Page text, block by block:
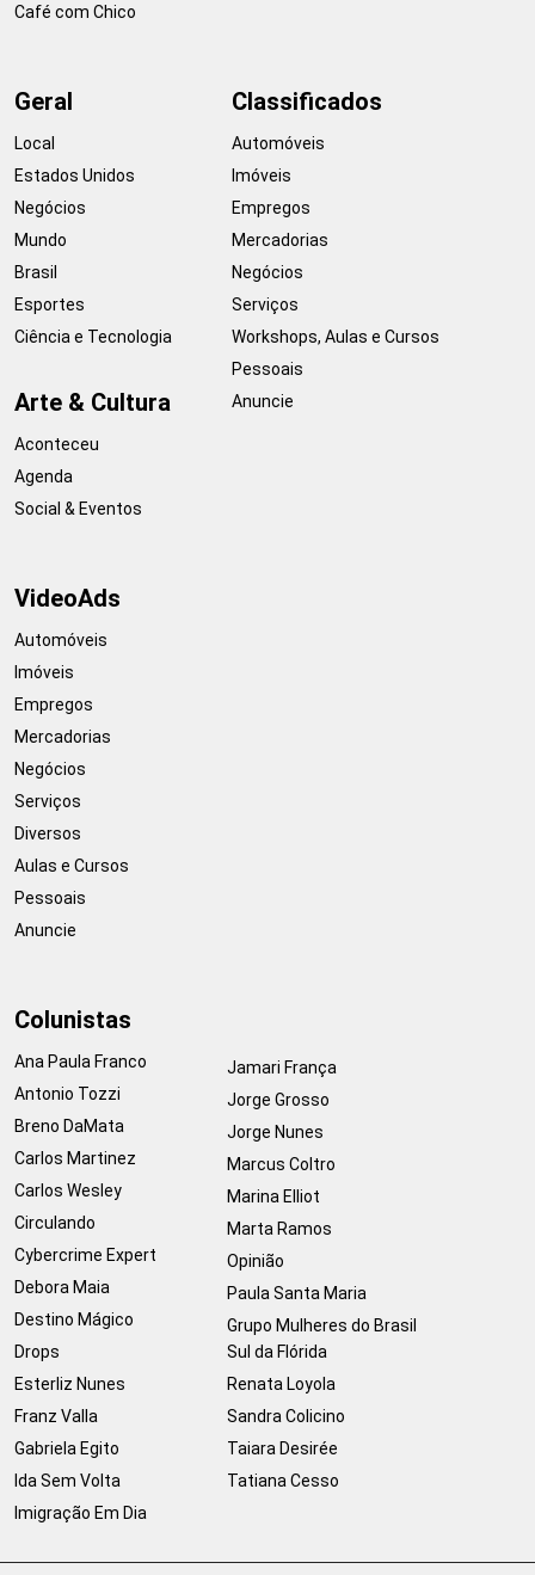
Café com Chico
Geral
Local
Estados Unidos
Negócios
Mundo
Brasil
Esportes
Ciência e Tecnologia
Arte & Cultura
Aconteceu
Agenda
Social & Eventos
Classificados
Automóveis
Imóveis
Empregos
Mercadorias
Negócios
Serviços
Workshops, Aulas e Cursos
Pessoais
Anuncie
VideoAds
Automóveis
Imóveis
Empregos
Mercadorias
Negócios
Serviços
Diversos
Aulas e Cursos
Pessoais
Anuncie
Colunistas
Ana Paula Franco
Antonio Tozzi
Breno DaMata
Carlos Martinez
Carlos Wesley
Circulando
Cybercrime Expert
Debora Maia
Destino Mágico
Drops
Esterliz Nunes
Franz Valla
Gabriela Egito
Ida Sem Volta
Imigração Em Dia
Jamari França
Jorge Grosso
Jorge Nunes
Marcus Coltro
Marina Elliot
Marta Ramos
Opinião
Paula Santa Maria
Grupo Mulheres do Brasil
Sul da Flórida
Renata Loyola
Sandra Colicino
Taiara Desirée
Tatiana Cesso